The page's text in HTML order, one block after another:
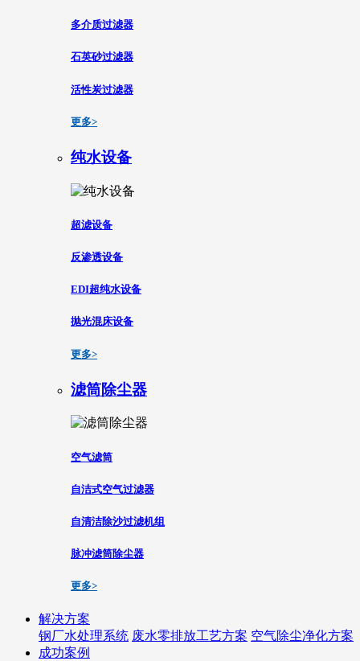
多介质过滤器
石英砂过滤器
活性炭过滤器
更多>
纯水设备
超滤设备
反渗透设备
EDI超纯水设备
抛光混床设备
更多>
滤筒除尘器
空气滤筒
自洁式空气过滤器
自清洁除沙过滤机组
脉冲滤筒除尘器
更多>
解决方案
钢厂水处理系统 废水零排放工艺方案 空气除尘净化方案
成功案例